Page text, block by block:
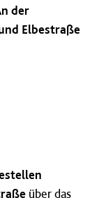
der
Elbestraße
über das